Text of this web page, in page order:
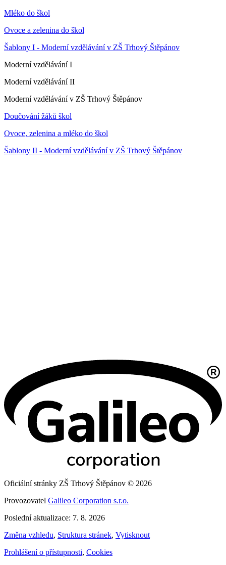
Mléko do škol
Ovoce a zelenina do škol
Šablony I - Moderní vzdělávání v ZŠ Trhový Štěpánov
Moderní vzdělávání I
Moderní vzdělávání II
Moderní vzdělávání v ZŠ Trhový Štěpánov
Doučování žáků škol
Ovoce, zelenina a mléko do škol
Šablony II - Moderní vzdělávání v ZŠ Trhový Štěpánov
Oficiální stránky ZŠ Trhový Štěpánov © 2026
Provozovatel Galileo Corporation s.r.o.
Poslední aktualizace: 7. 8. 2026
Změna vzhledu, Struktura stránek, Vytisknout
Prohlášení o přístupnosti, Cookies